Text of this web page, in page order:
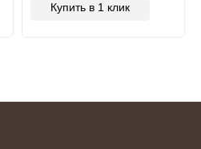
Купить в 1 клик